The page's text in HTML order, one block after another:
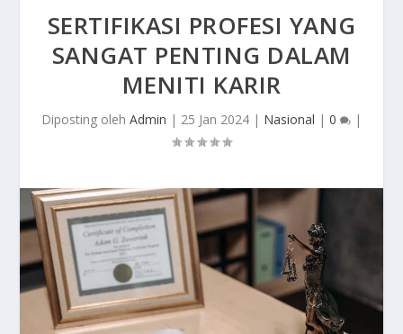
SERTIFIKASI PROFESI YANG
SANGAT PENTING DALAM
MENITI KARIR
Diposting oleh Admin | 25 Jan 2024 | Nasional | 0 |